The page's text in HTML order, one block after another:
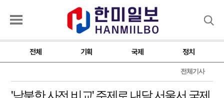
전체 기획 국제 정치
전체기사
'남북한 사전 비교' 주제로 내달 서울서 국제